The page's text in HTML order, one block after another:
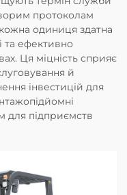
протоколам
одиниця здатна
та ефективно
Ця міцність сприяє
й
інвестицій для
для підприємств